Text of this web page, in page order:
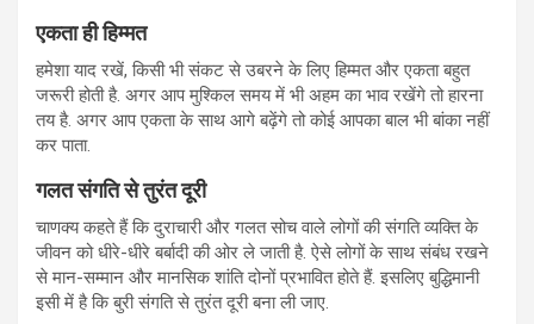
एकता ही हिम्मत
हमेशा याद रखें, किसी भी संकट से उबरने के लिए हिम्मत और एकता बहुत
जरूरी होती है. अगर आप मुश्किल समय में भी अहम का भाव रखेंगे तो हारना
तय है. अगर आप एकता के साथ आगे बढ़ेंगे तो कोई आपका बाल भी बांका नहीं
कर पाता.
गलत संगति से तुरंत दूरी
चाणक्य कहते हैं कि दुराचारी और गलत सोच वाले लोगों की संगति व्यक्ति के
जीवन को धीरे-धीरे बर्बादी की ओर ले जाती है. ऐसे लोगों के साथ संबंध रखने
से मान-सम्मान और मानसिक शांति दोनों प्रभावित होते हैं. इसलिए बुद्धिमानी
इसी में है कि बुरी संगति से तुरंत दूरी बना ली जाए.